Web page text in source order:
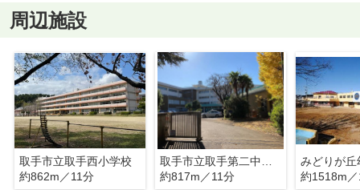
周辺施設
取手市立取手西小学校
約862m／11分
約817m／11分
みどりが丘
約1518m